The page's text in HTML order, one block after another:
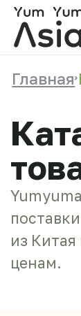
поставки
из Китая